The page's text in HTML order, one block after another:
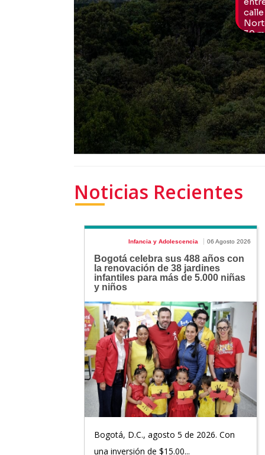
Noticias Recientes
Infancia y Adolescencia 06 Agosto 2026
Bogotá celebra sus 488 años con
la renovación de 38 jardines
infantiles para más de 5.000 niñas
y niños
Bogotá, D.C., agosto 5 de 2026. Con
una inversión de $15.00...